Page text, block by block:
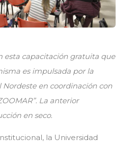
esta capacitación gratuita que
es impulsada por la
en coordinación con
La anterior
en seco.
la Universidad